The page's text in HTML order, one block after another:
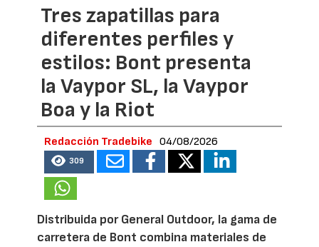
Tres zapatillas para
diferentes perfiles y
estilos: Bont presenta
la Vaypor SL, la Vaypor
Boa y la Riot
Redacción Tradebike 04/08/2026
309
Distribuida por General Outdoor, la gama de
carretera de Bont combina materiales de